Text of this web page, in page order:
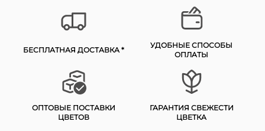
БЕСПЛАТНАЯ ДОСТАВКА *
УДОБНЫЕ СПОСОБЫ
ОПЛАТЫ
ОПТОВЫЕ ПОСТАВКИ
ЦВЕТОВ
ГАРАНТИЯ СВЕЖЕСТИ
ЦВЕТКА